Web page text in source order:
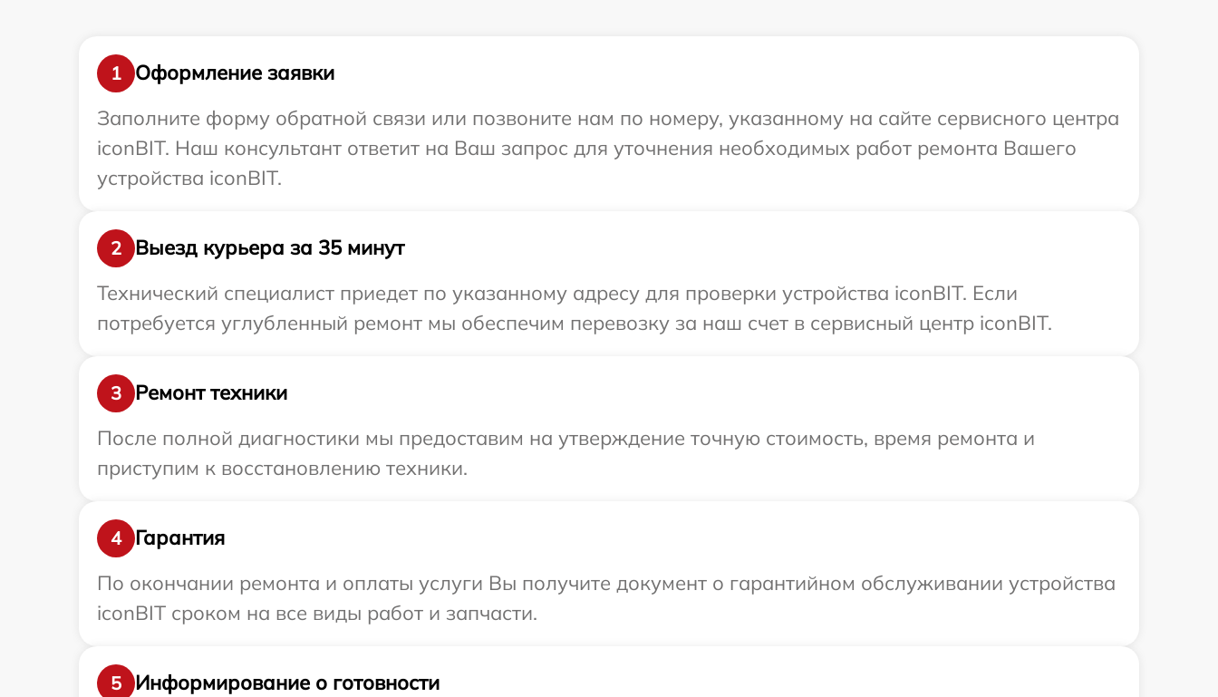
1
Оформление заявки
Заполните форму обратной связи или позвоните нам по номеру, указанному на сайте сервисного центра
iconBIT. Наш консультант ответит на Ваш запрос для уточнения необходимых работ ремонта Вашего
устройства iconBIT.
2
Выезд курьера за 35 минут
Технический специалист приедет по указанному адресу для проверки устройства iconBIT. Если
потребуется углубленный ремонт мы обеспечим перевозку за наш счет в сервисный центр iconBIT.
3
Ремонт техники
После полной диагностики мы предоставим на утверждение точную стоимость, время ремонта и
приступим к восстановлению техники.
4
Гарантия
По окончании ремонта и оплаты услуги Вы получите документ о гарантийном обслуживании устройства
iconBIT сроком на все виды работ и запчасти.
5
Информирование о готовности